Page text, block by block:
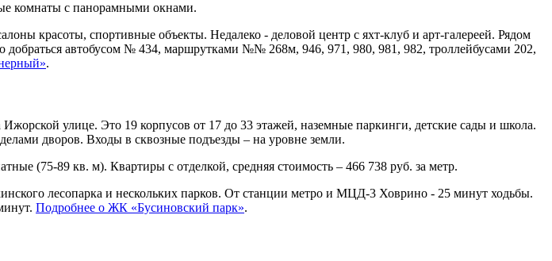
комнаты с панорамными окнами.
красоты, спортивные объекты. Недалеко - деловой центр с яхт-клуб и арт-галереей. Рядом
автобусом № 434, маршрутками №№ 268м, 946, 971, 980, 981, 982, троллейбусами 202,
.
улице. Это 19 корпусов от 17 до 33 этажей, наземные паркинги, детские сады и школа.
дворов. Входы в сквозные подъезды – на уровне земли.
(75-89 кв. м). Квартиры с отделкой, средняя стоимость – 466 738 руб. за метр.
лесопарка и нескольких парков. От станции метро и МЦД-3 Ховрино - 25 минут ходьбы.
Подробнее о ЖК «Бусиновский парк».